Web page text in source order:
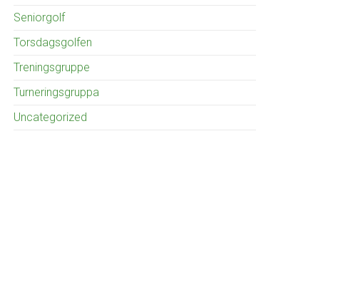
Seniorgolf
Torsdagsgolfen
Treningsgruppe
Turneringsgruppa
Uncategorized